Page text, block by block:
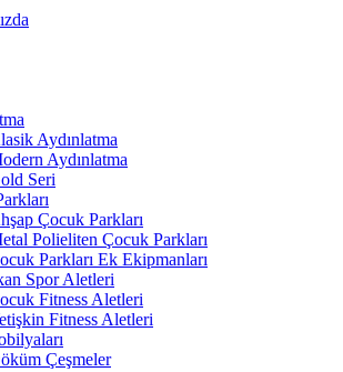
Aydınlatma
Aydınlatma
Seri
Çocuk Parkları
Polieliten Çocuk Parkları
Parkları Ek Ekipmanları
Spor Aletleri
Fitness Aletleri
Fitness Aletleri
Çeşmeler